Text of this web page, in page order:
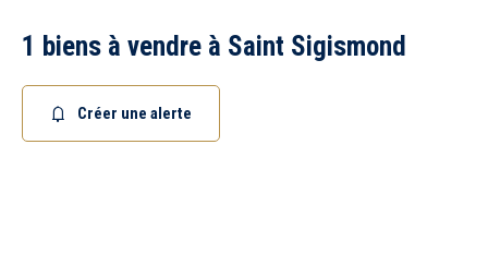
1 biens à vendre à Saint Sigismond
Créer une alerte